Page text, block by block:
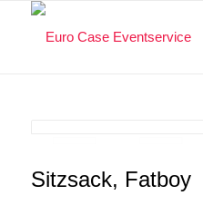
Sitzsack, Fatboy